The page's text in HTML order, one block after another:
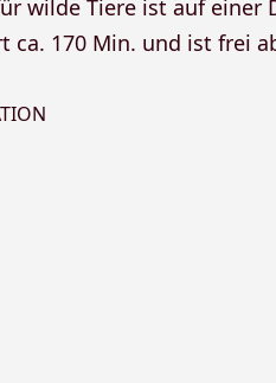
wilde Tiere ist auf
170 Min. und ist frei